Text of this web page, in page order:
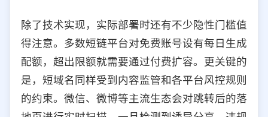
除了技术实现，实际部署时还有不少隐性门槛值
得注意。多数短链平台对免费账号设有每日生成
配额，超出限额就需要通过付费扩容。更关键的
是，短域名同样受到内容监管和各平台风控规则
的约束。微信、微博等主流生态会对跳转后的落